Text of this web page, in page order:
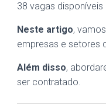
38 vagas
Neste artigo,
empresas e setores
Além disso,
ser contratado.